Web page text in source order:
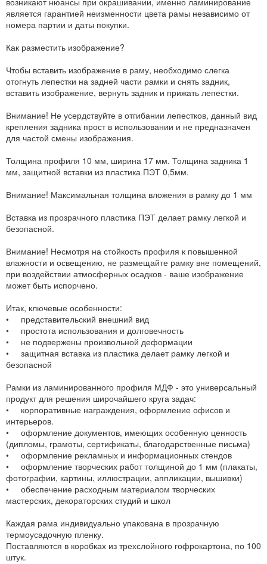
является гарантией неизменности цвета рамы независимо от
номера партии и даты покупки.
Как разместить изображение?
Чтобы вставить изображение в раму, необходимо слегка
отогнуть лепестки на задней части рамки и снять задник,
вставить изображение, вернуть задник и прижать лепестки.
Внимание! Не усердствуйте в отгибании лепестков, данный вид
крепления задника прост в использовании и не предназначен
для частой смены изображения.
Толщина профиля 10 мм, ширина 17 мм. Толщина задника 1
мм, защитной вставки из пластика ПЭТ 0,5мм.
Внимание! Максимальная толщина вложения в рамку до 1 мм
Вставка из прозрачного пластика ПЭТ делает рамку легкой и
безопасной.
Внимание! Несмотря на стойкость профиля к повышенной
влажности и освещению, не размещайте рамку вне помещений,
при воздействии атмосферных осадков - ваше изображение
может быть испорчено.
Итак, ключевые особенности:
• представительский внешний вид
• простота использования и долговечность
• не подвержены произвольной деформации
• защитная вставка из пластика делает рамку легкой и
безопасной
Рамки из ламинированного профиля МДФ - это универсальный
продукт для решения широчайшего круга задач:
• корпоративные награждения, оформление офисов и
интерьеров.
• оформление документов, имеющих особенную ценность
(дипломы, грамоты, сертификаты, благодарственные письма)
• оформление рекламных и информационных стендов
• оформление творческих работ толщиной до 1 мм (плакаты,
фотографии, картины, иллюстрации, аппликации, вышивки)
• обеспечение расходным материалом творческих
мастерских, декораторских студий и школ
Каждая рама индивидуально упакована в прозрачную
термоусадочную пленку.
Поставляются в коробках из трехслойного гофрокартона, по 100
штук.